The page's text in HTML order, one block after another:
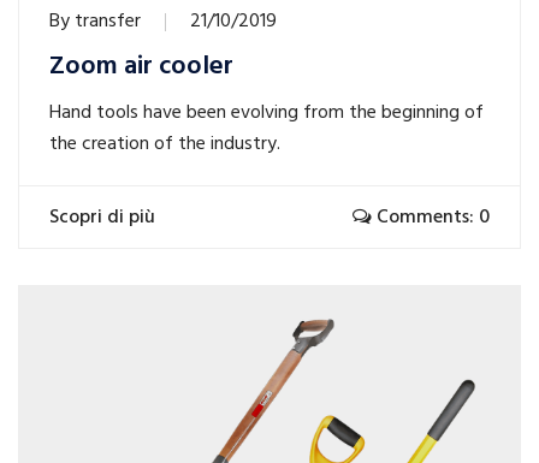
Bytransfer 21/10/2019
Zoom air cooler
Hand tools have been evolving from the beginning of
the creation of the industry.
Scopri di più Comments: 0